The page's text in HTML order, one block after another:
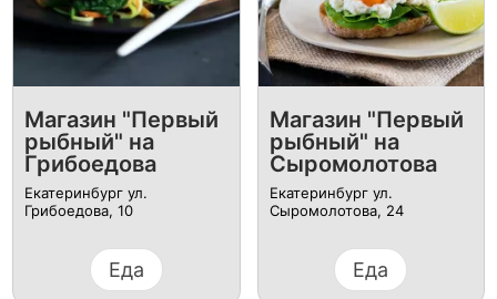
Магазин "Первый
рыбный" на
Грибоедова
Екатеринбург ул.
Грибоедова, 10
Еда
Магазин "Первый
рыбный" на
Сыромолотова
Екатеринбург ул.
Сыромолотова, 24
Еда